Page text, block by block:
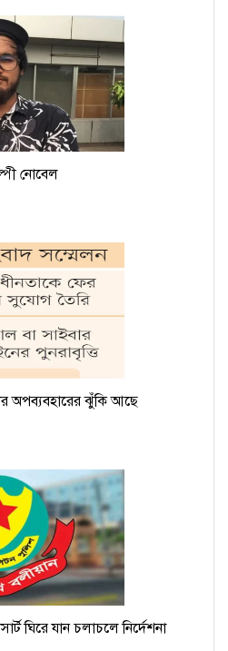
নোবেল
অপব্যবহারের ঝুঁকি আছে
ঘিরে যান চলাচলে নির্দেশনা